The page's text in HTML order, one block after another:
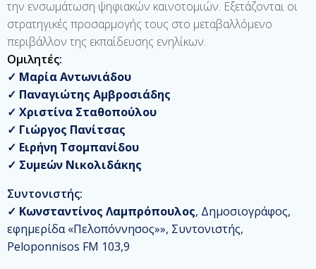
την ενσωμάτωση ψηφιακών καινοτομιών. Εξετάζονται οι
στρατηγικές προσαρμογής τους στο μεταβαλλόμενο
περιβάλλον της εκπαίδευσης ενηλίκων.
Ομιλητές:
✓ Μαρία Αντωνιάδου
✓ Παναγιώτης Αμβροσιάδης
✓ Χριστίνα Σταθοπούλου
✓ Γιώργος Πανίτσας
✓ Ειρήνη Τσομπανίδου
✓ Συμεών Νικολιδάκης
Συντονιστής:
✓ Κωνσταντίνος Λαμπρόπουλος, Δημοσιογράφος,
εφημερίδα «Πελοπόννησος»», Συντονιστής,
Peloponnisos FM 103,9